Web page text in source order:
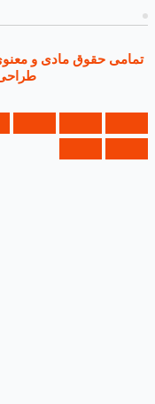
حقوق مادی و معنوی
طراحی و